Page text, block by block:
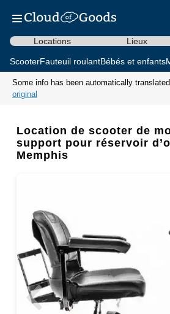
Locations Lieux
ScooterFauteuil roulantBébés et enfants
Some info has been automatically
original
Location de scooter de
support pour réservoir
Memphis